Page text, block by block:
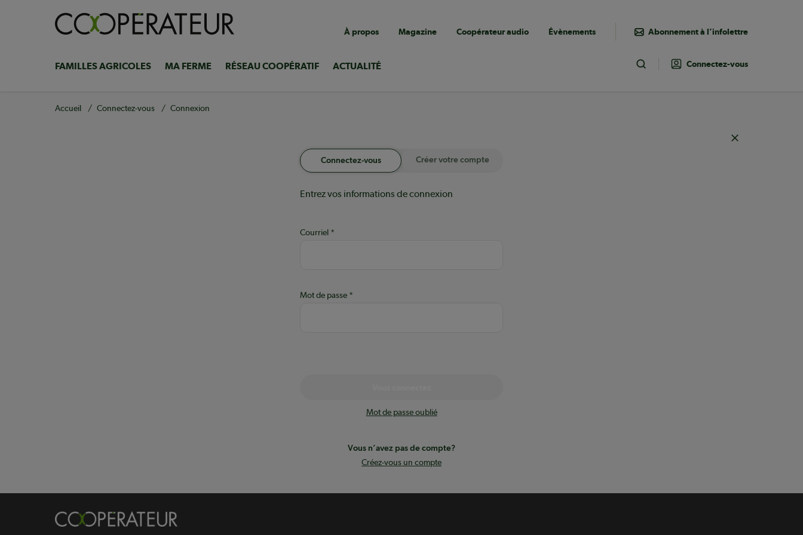
Navigation
utilitaire
À propos Magazine Coopérateur audio Évènements Abonnement à l’infolettre
Navigation
principale
FAMILLES AGRICOLES MA FERME RÉSEAU COOPÉRATIF ACTUALITÉ Toggle Search
Connectez-vous
Fil
Accueil Connectez-vous Connexion
Connectez-vous Créer votre compte
Entrez vos informations de connexion
Courriel
Mot de passe
Mot de passe oublié
Vous n’avez pas de compte?
Créez-vous un compte